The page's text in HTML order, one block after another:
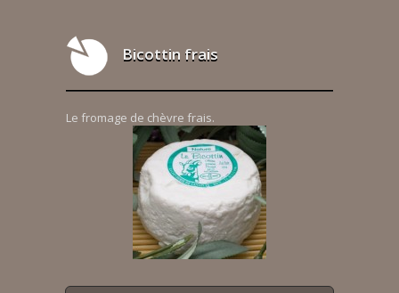
Bicottin frais
Le fromage de chèvre frais.